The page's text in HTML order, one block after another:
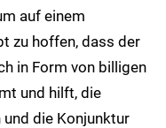
auf einem
zu hoffen, dass der
in Form von billigen
und hilft, die
und die Konjunktur